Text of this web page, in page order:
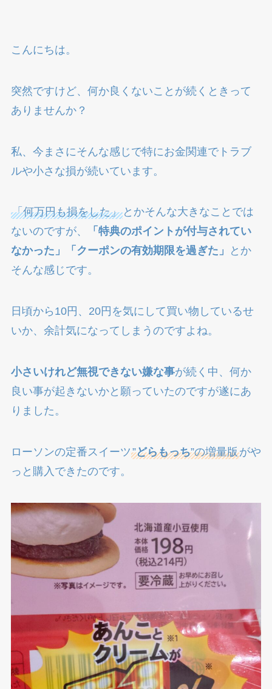
こんにちは。
突然ですけど、何か良くないことが続くときって
ありませんか？
私、今まさにそんな感じで特にお金関連でトラブ
ルや小さな損が続いています。
「何万円も損をした」とかそんな大きなことでは
ないのですが、
「特典のポイントが付与されてい
なかった」「クーポンの有効期限を過ぎた」
とか
そんな感じです。
日頃から10円、20円を気にして買い物しているせ
いか、余計気になってしまうのですよね。
小さいけれど無視できない嫌な事が続く中、何か
良い事が起きないかと願っていたのですが遂にあ
りました。
ローソンの定番スイーツ”どらもっち”の増量版がや
っと購入できたのです。